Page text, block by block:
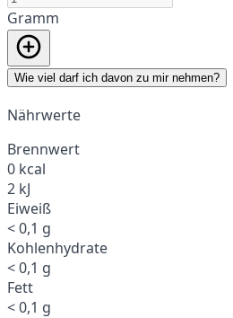
Gramm
Wie viel darf ich davon zu mir nehmen?
Nährwerte
Brennwert
0 kcal
2 kJ
Eiweiß
< 0,1 g
Kohlenhydrate
< 0,1 g
Fett
< 0,1 g